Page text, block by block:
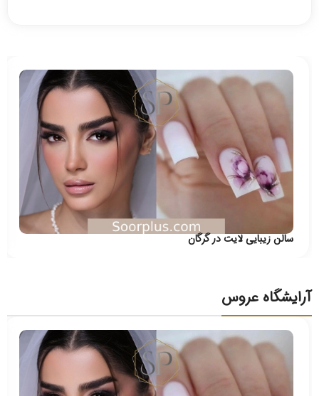
سالن زیبایی لایت در گرگان
آرایشگاه عروس